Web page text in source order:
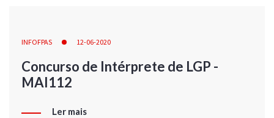
INFOFPAS 12-06-2020
Concurso de Intérprete de LGP -
MAI112
Ler mais